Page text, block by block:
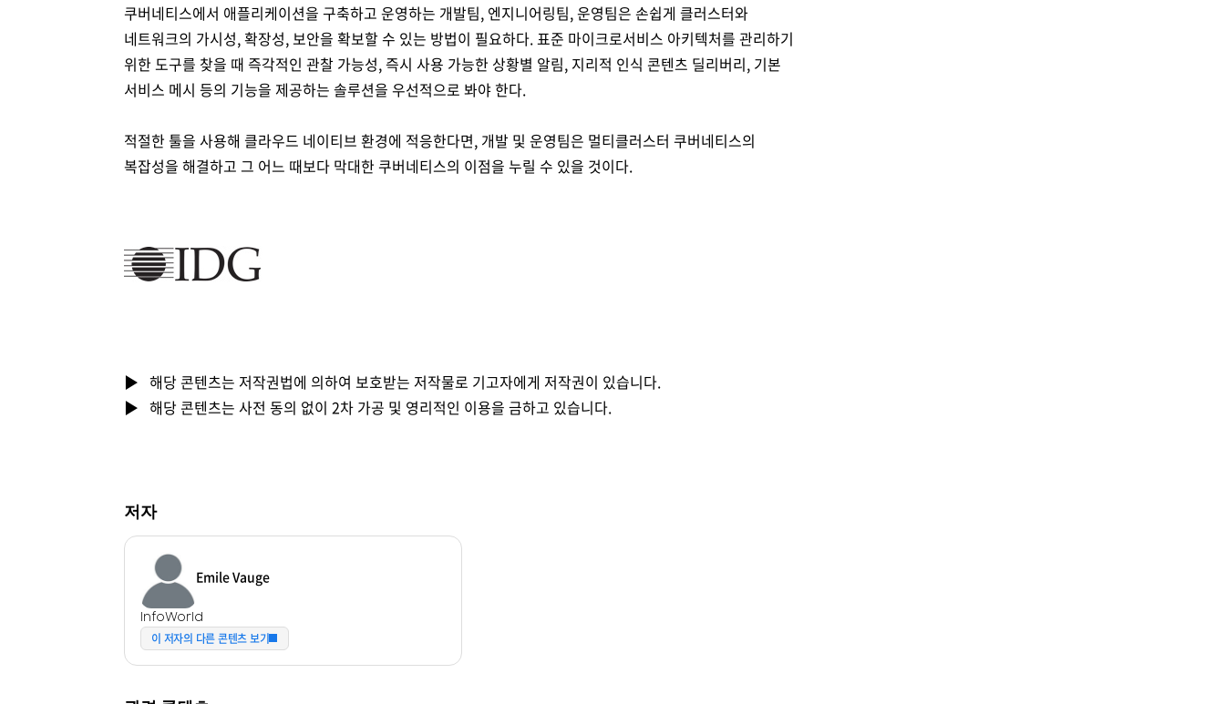
쿠버네티스에서 애플리케이션을 구축하고 운영하는 개발팀, 엔지니어링팀, 운영팀은 손쉽게 클러스터와
네트워크의 가시성, 확장성, 보안을 확보할 수 있는 방법이 필요하다. 표준 마이크로서비스 아키텍처를 관리하기
위한 도구를 찾을 때 즉각적인 관찰 가능성, 즉시 사용 가능한 상황별 알림, 지리적 인식 콘텐츠 딜리버리, 기본
서비스 메시 등의 기능을 제공하는 솔루션을 우선적으로 봐야 한다.
적절한 툴을 사용해 클라우드 네이티브 환경에 적응한다면, 개발 및 운영팀은 멀티클러스터 쿠버네티스의
복잡성을 해결하고 그 어느 때보다 막대한 쿠버네티스의 이점을 누릴 수 있을 것이다.
▶ 해당 콘텐츠는 저작권법에 의하여 보호받는 저작물로 기고자에게 저작권이 있습니다.
▶ 해당 콘텐츠는 사전 동의 없이 2차 가공 및 영리적인 이용을 금하고 있습니다.
저자
Emile Vauge
InfoWorld
이 저자의 다른 콘텐츠 보기